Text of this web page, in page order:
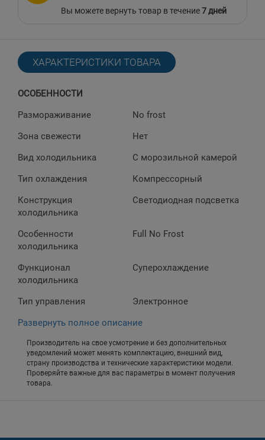
Вы можете вернуть товар в течение7 дней
ХАРАКТЕРИСТИКИ ТОВАРА
ОСОБЕННОСТИ
Размораживание
No frost
Зона свежести
Нет
Вид холодильника
С морозильной камерой
Тип охлаждения
Компрессорный
Конструкция
холодильника
Светодиодная подсветка
Особенности
холодильника
Full No Frost
Функционал
холодильника
Суперохлаждение
Тип управления
Электронное
Развернуть полное описание
Производитель на свое усмотрение и без дополнительных
уведомлений может менять комплектацию, внешний вид,
страну производства и технические характеристики модели.
Проверяйте важные для вас параметры в момент получения
товара.